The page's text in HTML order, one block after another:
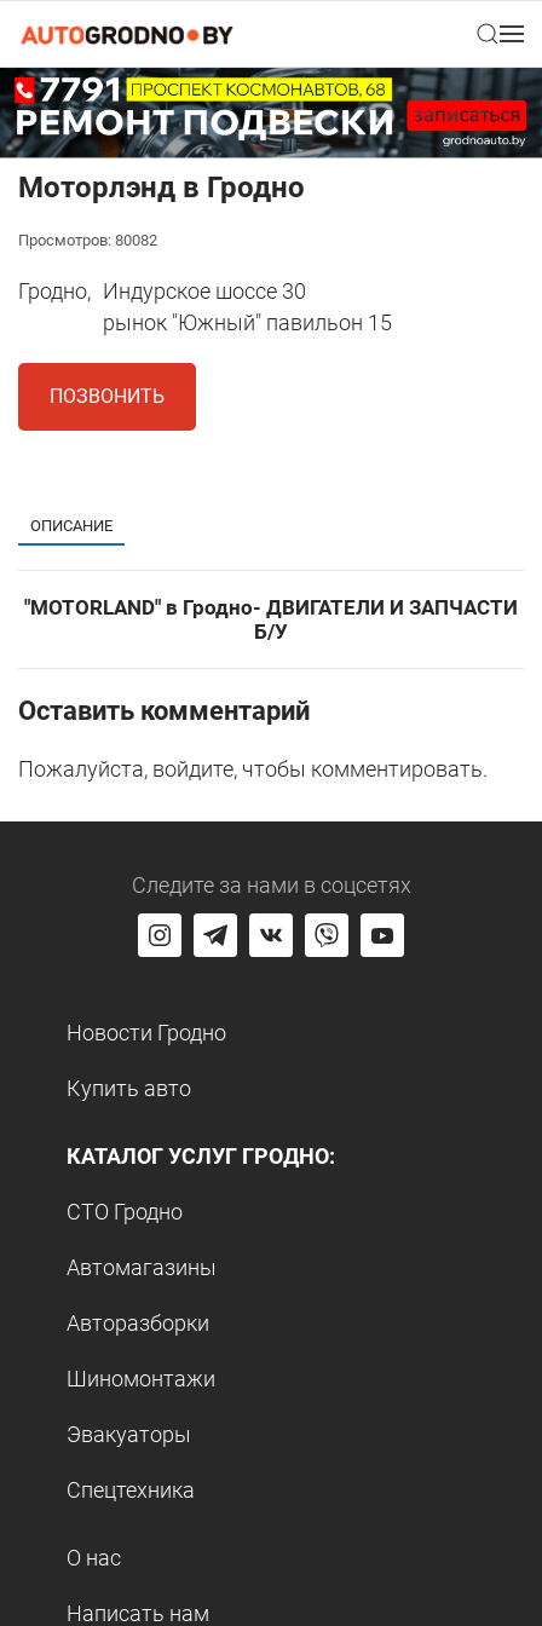
Моторлэнд в Гродно
Просмотров: 80082
Гродно, Индурское шоссе 30
рынок "Южный" павильон 15
ПОЗВОНИТЬ
ОПИСАНИЕ
"MOTORLAND" в Гродно- ДВИГАТЕЛИ И ЗАПЧАСТИ
Б/У
Оставить комментарий
Пожалуйста, войдите, чтобы комментировать.
Следите за нами в соцсетях
Новости Гродно
Купить авто
КАТАЛОГ УСЛУГ ГРОДНО:
СТО Гродно
Автомагазины
Авторазборки
Шиномонтажи
Эвакуаторы
Спецтехника
О нас
Написать нам